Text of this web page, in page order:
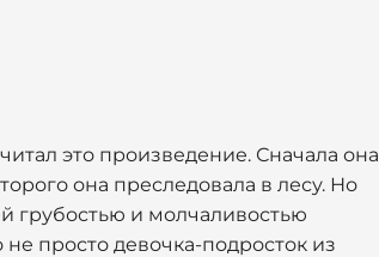
это произведение. Сначала она
она преследовала в лесу. Но
грубостью и молчаливостью
просто девочка-подросток из